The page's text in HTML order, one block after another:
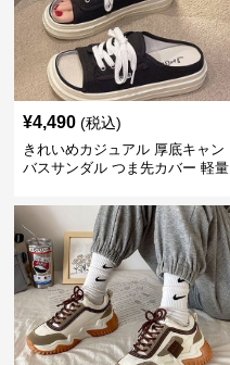
¥4,490 (税込)
きれいめカジュアル 厚底キャン
バスサンダル つま先カバー 軽量
アルシューズ